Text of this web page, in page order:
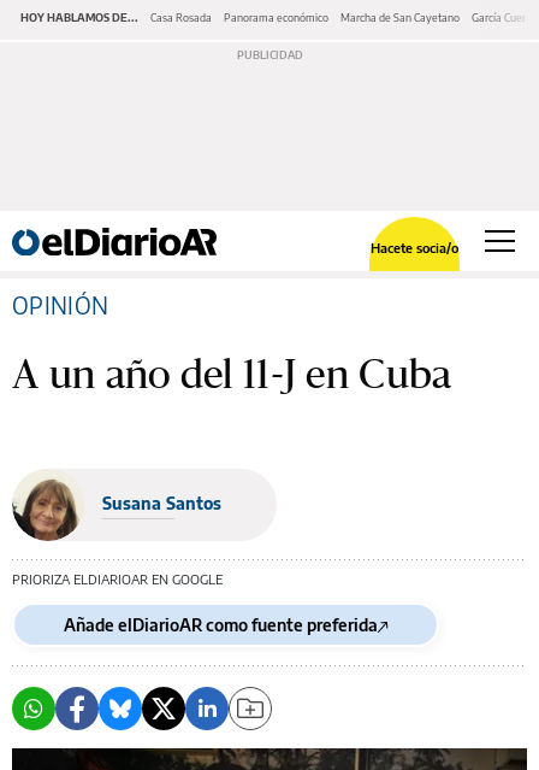
HOY HABLAMOS DE... Casa Rosada Panorama económico Marcha de San Cayetano García Cuerva
Hacete socia/o
OPINIÓN
A un año del 11-J en Cuba
Susana Santos
PRIORIZA ELDIARIOAR EN GOOGLE
Añade elDiarioAR como fuente preferida